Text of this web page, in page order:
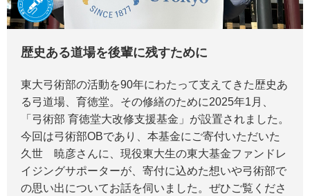
歴史ある道場を後輩に残すために
東大弓術部の活動を90年にわたって支えてきた歴史あ
る弓道場、育徳堂。その修繕のために2025年1月、
「弓術部 育徳堂大改修支援基金」が設置されました。
今回は弓術部OBであり、本基金にご寄付いただいた
久世 暁彦さんに、現役東大生の東大基金ファンドレ
イジングサポーターが、寄付に込めた想いや弓術部で
の思い出についてお話を伺いました。ぜひご覧くださ